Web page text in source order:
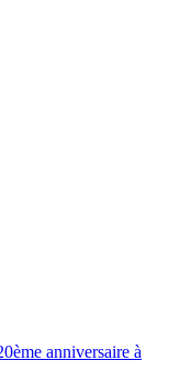
anniversaire à